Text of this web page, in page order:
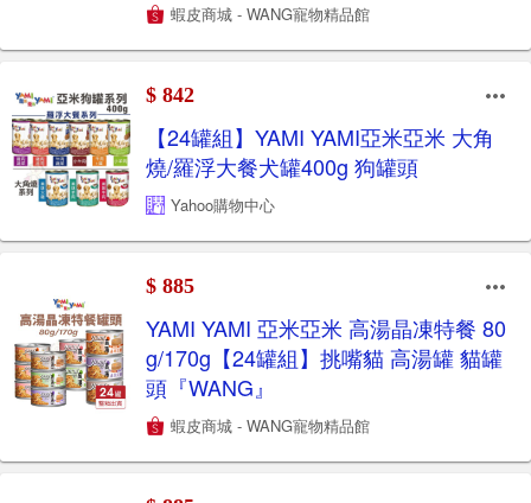
蝦皮商城 - WANG寵物精品館
$ 842
【24罐組】YAMI YAMI亞米亞米 大角
燒/羅浮大餐犬罐400g 狗罐頭
Yahoo購物中心
$ 885
YAMI YAMI 亞米亞米 高湯晶凍特餐 80
g/170g【24罐組】挑嘴貓 高湯罐 貓罐
頭『WANG』
蝦皮商城 - WANG寵物精品館